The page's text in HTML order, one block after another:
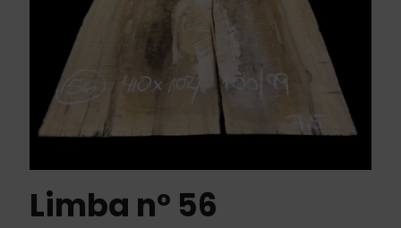
Limba nº 56